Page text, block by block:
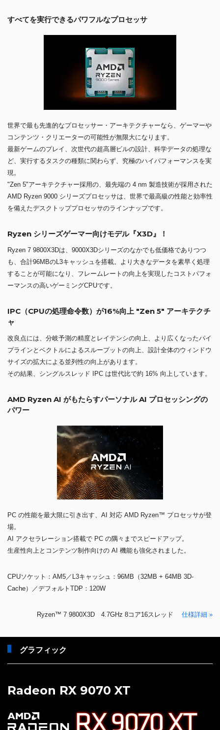
すべてを実行できるパワフルなプロセッサ
世界で最も先進的なプロセッサー・アーキテクチャーなら、ゲーマーや
コンテンツ・クリエーターの可能性が無限大になります。
最新ゲームのプレイ、次世代の超高層ビルの設計、科学データの処理な
ど、実行するタスクの種類に関わらず、究極のハイパフォーマンスを実
現。
"Zen 5"アーキテクチャー採用の、最先端の 4 nm 製造技術が採用された
AMD Ryzen 9000 シリーズプロセッサは、世界で最高級の性能と効率性
を備えたデスクトッププロセッサのラインナップです。
Ryzen シリーズゲーマー向けモデル『X3D』！
Ryzen 7 9800X3Dは、9000X3Dシリーズのなかでも低価格でありつつ
も、合計96MBのL3キャッシュを搭載。より大きなデータを素早く処理
することが可能になり、フレームレートの向上を実現したコストパフォ
ーマンスの高いゲーミングCPUです。
IPC（CPUの処理命令数）が16%向上 "Zen 5" アーキテクチ
ャ
改良点には、分岐予測の精度とレイテンシの向上、より広くなったパイ
プラインとベクトルによるスループットの向上、設計全体のウィンドウ
サイズの拡大による並列性の向上があります。
その結果、シングルスレッド IPC は世代比で約 16% 向上しています。
AMD Ryzen AI がもたらすパーソナル AI プロセッシングの
パワー
PC の性能を最大限に引き出す、AI 対応 AMD Ryzen™ プロセッサが登
場。
AI アクセラレーション搭載で PC の隅々までスピードアップ。
生産性向上とコンテンツ制作向けの AI 機能も強化されました。
CPUソケット：AM5／L3キャッシュ：96MB（32MB + 64MB 3D-
Cache）／デフォルトTDP：120W
Ryzen™ 7 9800X3D 4.7GHz 8コア16スレッド 仕様詳細 »
グラフィック
Radeon RX 9070 XT